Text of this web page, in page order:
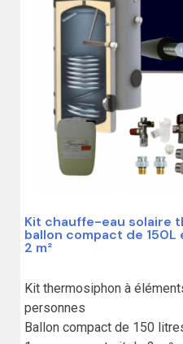
Kit chauffe-eau solaire
ballon compact de
2 m²
Kit thermosiphon à
personnes
Ballon compact de 150